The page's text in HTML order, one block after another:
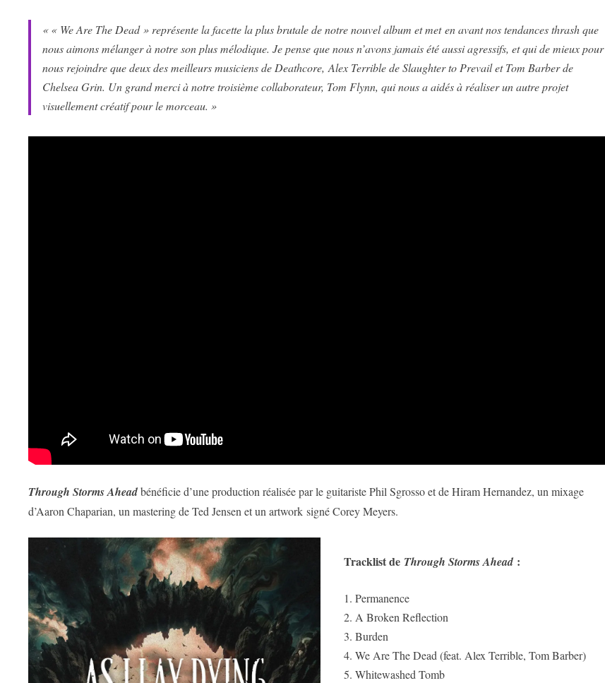
« « We Are The Dead » représente la facette la plus brutale de notre nouvel album et met en avant nos tendances thrash que
nous aimons mélanger à notre son plus mélodique. Je pense que nous n’avons jamais été aussi agressifs, et qui de mieux pour
nous rejoindre que deux des meilleurs musiciens de Deathcore, Alex Terrible de Slaughter to Prevail et Tom Barber de
Chelsea Grin. Un grand merci à notre troisième collaborateur, Tom Flynn, qui nous a aidés à réaliser un autre projet
visuellement créatif pour le morceau. »
Through Storms Aheadbénéficie d’une production réalisée par le guitariste Phil Sgrosso et de Hiram Hernandez, un mixage
d’Aaron Chaparian, un mastering de Ted Jensen et un artwork signé Corey Meyers.
Tracklist de Through Storms Ahead :
1. Permanence
2. A Broken Reflection
3. Burden
4. We Are The Dead (feat. Alex Terrible, Tom Barber)
5. Whitewashed Tomb